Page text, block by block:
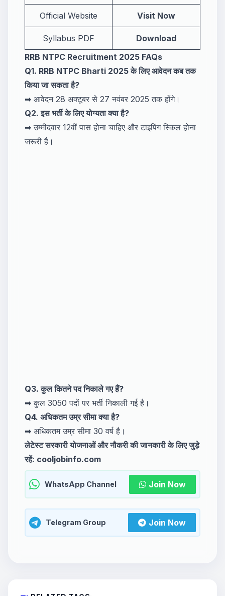
Official Website Visit Now
Syllabus PDF
Download
RRB NTPC Recruitment 2025 FAQs
Q1. RRB NTPC Bharti 2025 के लिए आवेदन कब तक
किया जा सकता है?
➡ आवेदन 28 अक्टूबर से 27 नवंबर 2025 तक होंगे।
Q2. इस भर्ती के लिए योग्यता क्या है?
➡ उम्मीदवार 12वीं पास होना चाहिए और टाइपिंग स्किल होना
जरूरी है।
Q3. कुल कितने पद निकाले गए हैं?
➡ कुल 3050 पदों पर भर्ती निकाली गई है।
Q4. अधिकतम उम्र सीमा क्या है?
➡ अधिकतम उम्र सीमा 30 वर्ष है।
लेटेस्ट सरकारी योजनाओं और नौकरी की जानकारी के लिए जुड़े
रहें: cooljobinfo.com
WhatsApp Channel Join Now
Telegram Group Join Now